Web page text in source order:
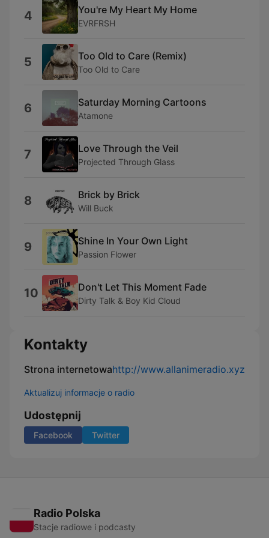
4 You're My Heart My Home
EVRFRSH
5 Too Old to Care (Remix)
Too Old to Care
6 Saturday Morning Cartoons
Atamone
7 Love Through the Veil
Projected Through Glass
8 Brick by Brick
Will Buck
9 Shine In Your Own Light
Passion Flower
10 Don't Let This Moment Fade
Dirty Talk & Boy Kid Cloud
Kontakty
Strona internetowahttp://www.allanimeradio.xyz
Aktualizuj informacje o radio
Udostępnij
Facebook Twitter
Radio Polska
Stacje radiowe i podcasty